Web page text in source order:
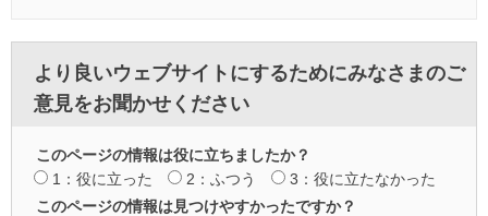
より良いウェブサイトにするためにみなさまのご
意見をお聞かせください
このページの情報は役に立ちましたか？
1：役に立った
2：ふつう
3：役に立たなかった
このページの情報は見つけやすかったですか？